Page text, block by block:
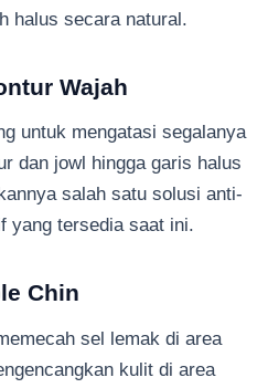
halus secara natural.
Wajah
untuk mengatasi segalanya
dan jowl hingga garis halus
salah satu solusi anti-
yang tersedia saat ini.
Chin
sel lemak di area
kulit di area